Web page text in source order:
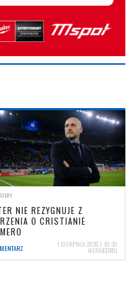
NIE REZYGNUJE Z
O CRISTIANIE
1 SIERPNIA 2026 | 10:39
NERIOCORSI